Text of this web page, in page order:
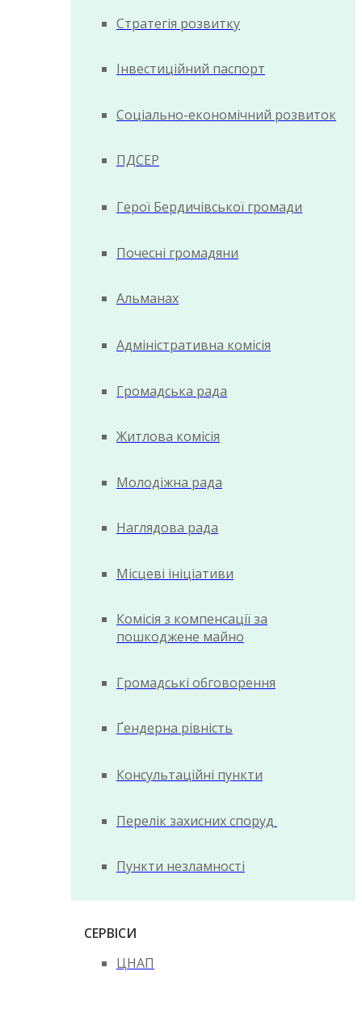
Стратегія розвитку
Інвестиційний паспорт
Соціально-економічний розвиток
ПДСЕР
Герої Бердичівської громади
Почесні громадяни
Альманах
Адміністративна комісія
Громадська рада
Житлова комісія
Молодіжна рада
Наглядова рада
Місцеві ініціативи
Комісія з компенсації за
пошкоджене майно
Громадські обговорення
Ґендерна рівність
Консультаційні пункти
Перелік захисних споруд
Пункти незламності
СЕРВІСИ
ЦНАП